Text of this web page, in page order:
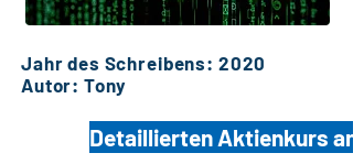
Jahr des Schreibens: 2020
Autor: Tony
Detaillierten Aktienkurs